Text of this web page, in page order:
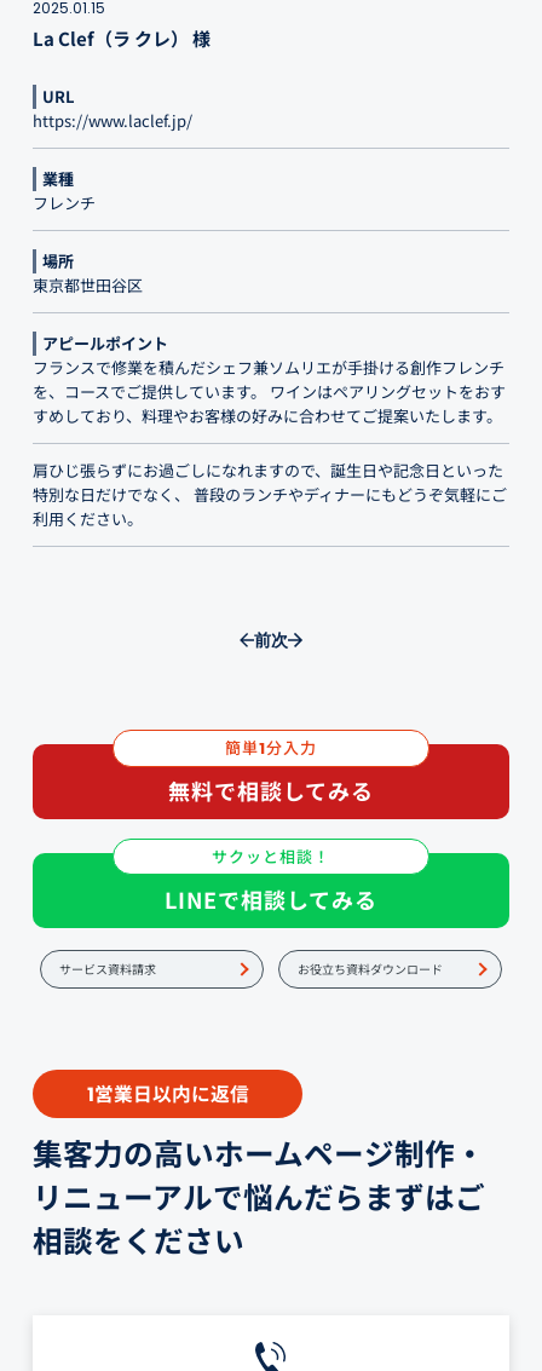
2025.01.15
La Clef（ラ クレ） 様
URL
https://www.laclef.jp/
業種
フレンチ
場所
東京都世田谷区
アピールポイント
フランスで修業を積んだシェフ兼ソムリエが手掛ける創作フレンチ
を、コースでご提供しています。 ワインはペアリングセットをおす
すめしており、料理やお客様の好みに合わせてご提案いたします。
肩ひじ張らずにお過ごしになれますので、誕生日や記念日といった
特別な日だけでなく、 普段のランチやディナーにもどうぞ気軽にご
利用ください。
前次
簡単1分入力
無料で相談してみる
サクッと相談！
LINEで相談してみる
サービス資料請求 お役立ち資料ダウンロード
1営業日以内に返信
集客力の高いホームページ制作・
リニューアルで悩んだらまずはご
相談をください